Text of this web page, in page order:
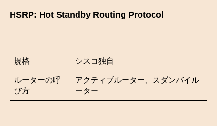
HSRP: Hot Standby Routing Protocol
規格 シスコ独自
ルーターの呼
び方
アクティブルーター、スダンバイル
ーター